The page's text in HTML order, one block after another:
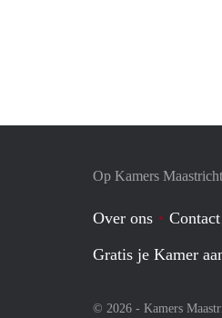
Op Kamers
Over ons Contact
Gratis je Kamer
© 2026 - Kamers